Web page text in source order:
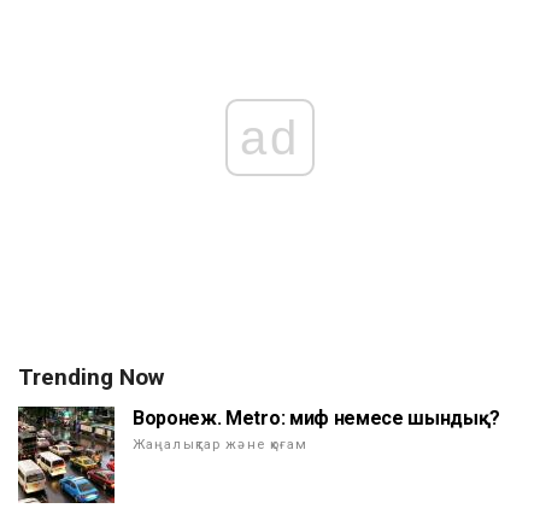
ad
Trending Now
Воронеж. Metro: миф немесе шындық?
Жаңалықтар және қоғам